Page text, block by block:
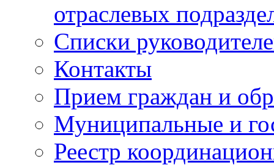
отраслевых
Списки
Контакты
Прием граждан и
Муниципальные и
Реестр